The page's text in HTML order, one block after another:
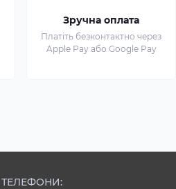
Зручна оплата
Платіть безконтактно через
Apple Pay або Google Pay
ТЕЛЕФОНИ: